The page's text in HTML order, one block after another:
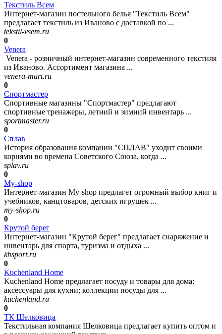
Текстиль Всем
Интернет-магазин постельного белья "Текстиль Всем"
предлагает текстиль из Иваново с доставкой по ...
tekstil-vsem.ru
0
Venera
Venera - розничный интернет-магазин современного текстиля
из Иваново. Ассортимент магазина ...
venera-mart.ru
0
Спортмастер
Спортивные магазины "Спортмастер" предлагают
спортивные тренажеры, летний и зимний инвентарь ...
sportmaster.ru
0
Сплав
История образования компании "СПЛАВ" уходит своими
корнями во времена Советского Союза, когда ...
splav.ru
0
My-shop
Интернет-магазин My-shop предлагет огромный выбор книг и
учебников, канцтоваров, детских игрушек ...
my-shop.ru
0
Крутой берег
Интернет-магазин "Крутой берег" предлагает снаряжение и
инвентарь для спорта, туризма и отдыха ...
kbsport.ru
0
Kuchenland Home
Kuchenland Home предлагает посуду и товары для дома:
аксессуары для кухни; коллекции посуды для ...
kuchenland.ru
0
ТК Шелковица
Текстильная компания Шелковица предлагает купить оптом и